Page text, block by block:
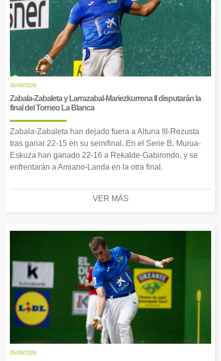
06/08/2026
Zabala-Zabaleta y Larrazabal-Mariezkurrena II disputarán la
final del Torneo La Blanca
Zabala-Zabaleta han dejado fuera a Altuna III-Rezusta
tras ganar 22-15 en su semifinal. En el Serie B, Murua-
Eskuza han ganado 22-16 a Rekalde-Gabirondo, y se
enfrentarán a Amiano-Landa en la otra final.
VER MÁS
05/08/2026